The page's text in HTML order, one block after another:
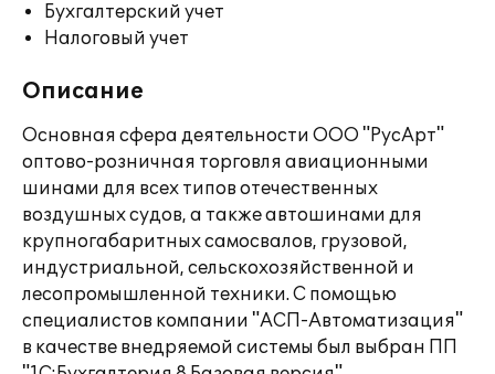
Бухгалтерский учет
Налоговый учет
Описание
Основная сфера деятельности ООО "РусАрт"
оптово-розничная торговля авиационными
шинами для всех типов отечественных
воздушных судов, а также автошинами для
крупногабаритных самосвалов, грузовой,
индустриальной, сельскохозяйственной и
лесопромышленной техники. С помощью
специалистов компании "АСП-Автоматизация"
в качестве внедряемой системы был выбран ПП